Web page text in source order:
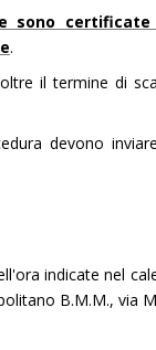
sono
.
il termine di
devono
indicate nel
B.M.M., via